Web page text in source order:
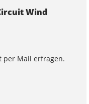
Wind
per Mail erfragen.